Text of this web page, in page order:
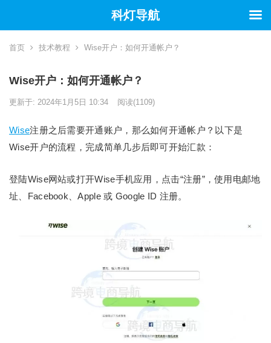
首页 技术教程 Wise开户：如何开通帐户？
Wise开户：如何开通帐户？
更新于: 2024年1月5日 10:34 阅读(1109)
Wise注册之后需要开通账户，那么如何开通帐户？以下是
Wise开户的流程，完成简单几步后即可开始汇款：
登陆Wise网站或打开Wise手机应用，点击“注册”，使用电邮地
址、Facebook、Apple 或 Google ID 注册。
科灯导航